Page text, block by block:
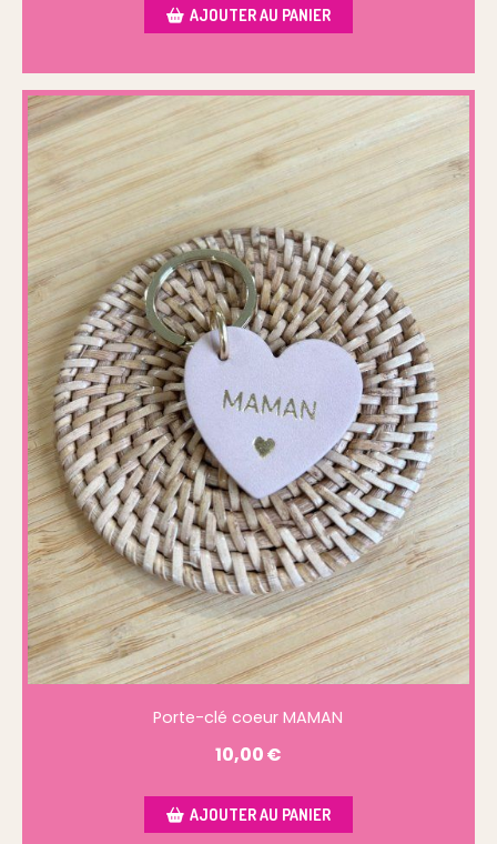
AJOUTER AU PANIER
Porte-clé coeur MAMAN
10,00€
AJOUTER AU PANIER